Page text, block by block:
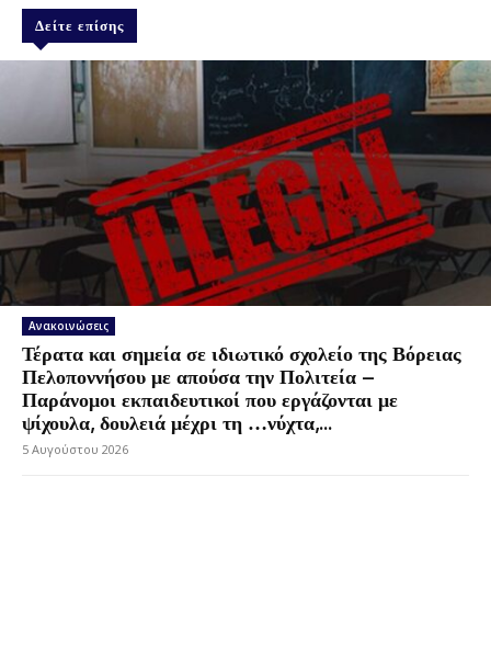
Δείτε επίσης
Ανακοινώσεις
Τέρατα και σημεία σε ιδιωτικό σχολείο της Βόρειας
Πελοποννήσου με απούσα την Πολιτεία –
Παράνομοι εκπαιδευτικοί που εργάζονται με
ψίχουλα, δουλειά μέχρι τη …νύχτα,...
5 Αυγούστου 2026